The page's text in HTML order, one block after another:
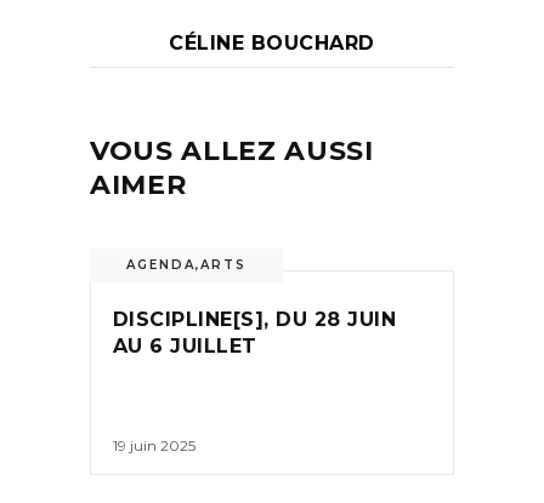
CÉLINE BOUCHARD
VOUS ALLEZ AUSSI
AIMER
AGENDA,ARTS
DISCIPLINE[S], DU 28 JUIN
AU 6 JUILLET
19 juin 2025